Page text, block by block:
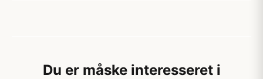
Du er måske interesseret i